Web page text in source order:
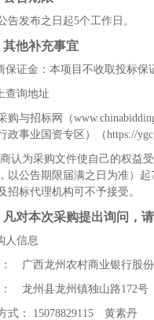
告发布之日起5个工作日。
其他补充事宜
保证金： 本项目不收取投标保
查询地址
购与招标网（
政事业国资专区）（https://
认为采购文件使自己的权益
以公告期限届满之日为准）起
招标代理机构可不予接受。
凡对本次采购提出询问，
人信息
： 广西龙州农村商业银行股
： 龙州县龙州镇独山路172号
式： 15078829115 黄素丹